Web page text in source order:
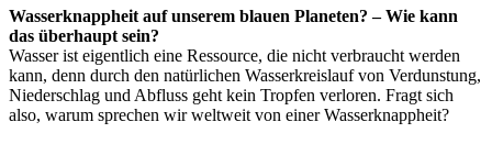
Wasserknappheit auf unserem blauen Planeten? – Wie kann
das überhaupt sein?
Wasser ist eigentlich eine Ressource, die nicht verbraucht werden
kann, denn durch den natürlichen Wasserkreislauf von Verdunstung,
Niederschlag und Abfluss geht kein Tropfen verloren. Fragt sich
also, warum sprechen wir weltweit von einer Wasserknappheit?